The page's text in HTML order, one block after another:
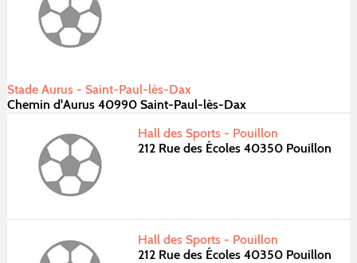
Stade Aurus - Saint-Paul-lès-Dax
Chemin d'Aurus 40990 Saint-Paul-lès-Dax
Hall des Sports - Pouillon
212 Rue des Écoles 40350 Pouillon
Hall des Sports - Pouillon
212 Rue des Écoles 40350 Pouillon